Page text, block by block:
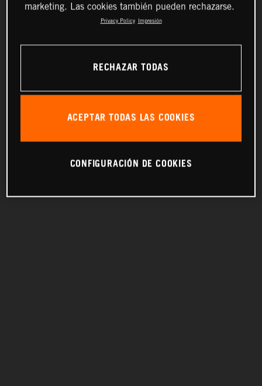
marketing. Las cookies también pueden rechazarse.
Privacy Policy Impresión
RECHAZAR TODAS
ACEPTAR TODAS LAS COOKIES
CONFIGURACIÓN DE COOKIES